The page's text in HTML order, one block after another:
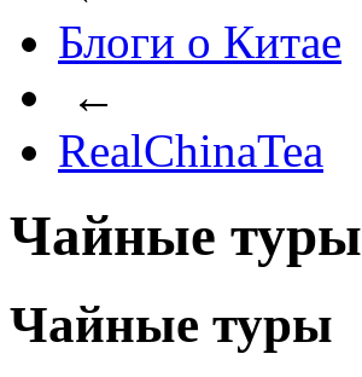
Блоги о Китае
←
RealChinaTea
Чайные туры
Чайные туры